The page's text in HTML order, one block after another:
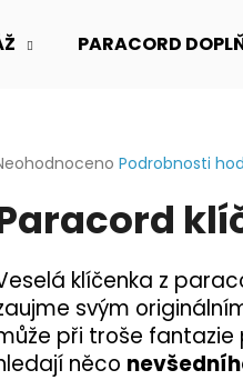
PARACORD
je
Podrobnosti
klíčenka z
svým
při troše
něco
HLEDAT